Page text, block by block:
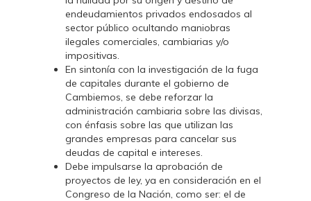
endeudamientos privados endosados al
sector público ocultando maniobras
ilegales comerciales, cambiarias y/o
impositivas.
En sintonía con la investigación de la fuga
de capitales durante el gobierno de
Cambiemos, se debe reforzar la
administración cambiaria sobre las divisas,
con énfasis sobre las que utilizan las
grandes empresas para cancelar sus
deudas de capital e intereses.
Debe impulsarse la aprobación de
proyectos de ley, ya en consideración en el
Congreso de la Nación, como ser: el de